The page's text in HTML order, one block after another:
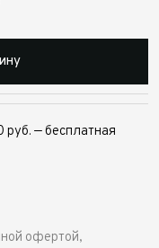
— бесплатная
офертой,